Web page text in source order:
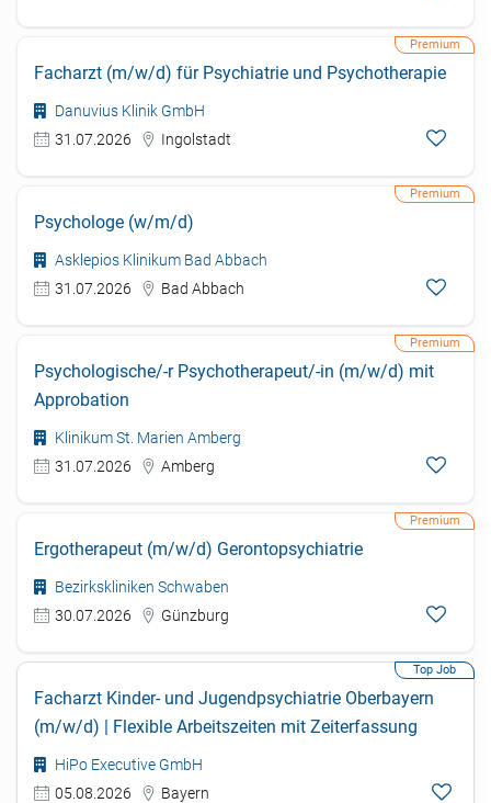
Facharzt (m/w/d) für Psychiatrie und Psychotherapie
Danuvius Klinik GmbH
31.07.2026
Ingolstadt
Psychologe (w/m/d)
Asklepios Klinikum Bad Abbach
31.07.2026
Bad Abbach
Psychologische/-r Psychotherapeut/-in (m/w/d) mit
Approbation
Klinikum St. Marien Amberg
31.07.2026
Amberg
Ergotherapeut (m/w/d) Gerontopsychiatrie
Bezirkskliniken Schwaben
30.07.2026
Günzburg
Facharzt Kinder- und Jugendpsychiatrie Oberbayern
(m/w/d) | Flexible Arbeitszeiten mit Zeiterfassung
HiPo Executive GmbH
05.08.2026
Bayern